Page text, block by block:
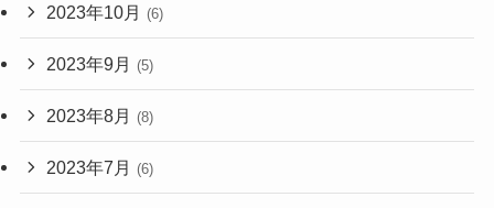
2023年10月 (6)
2023年9月 (5)
2023年8月 (8)
2023年7月 (6)